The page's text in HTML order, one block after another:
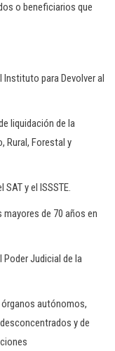
o beneficiarios que
Instituto para Devolver al
liquidación de la
Rural, Forestal y
y el ISSSTE.
de 70 años en
Judicial de la
autónomos,
y de